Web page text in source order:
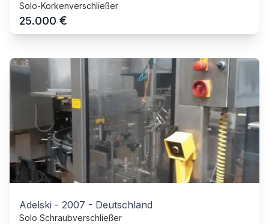
Solo-Korkenverschließer
25.000 €
Adelski - 2007 - Deutschland
Solo Schraubverschließer